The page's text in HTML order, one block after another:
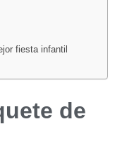
fiesta infantil
de